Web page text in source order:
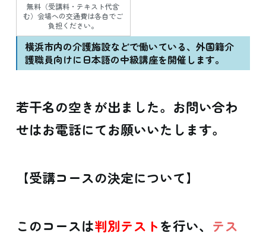
横浜市内の介護施設などで働いている、外国籍介
護職員向けに日本語の中級講座を開催します。
若干名の空きが出ました。お問い合わ
せはお電話にてお願いいたします。
【受講コースの決定について】
このコースは判別テストを行い、 テス
無料（受講料・テキスト代含
む）会場への交通費は各自でご
負担ください。